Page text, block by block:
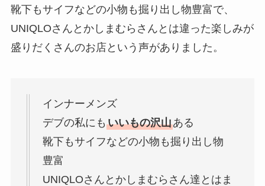
靴下もサイフなどの小物も掘り出し物豊富で、
UNIQLOさんとかしまむらさんとは違った楽しみが
盛りだくさんのお店という声がありました。
インナーメンズ
デブの私にも いいもの沢山ある
靴下もサイフなどの小物も掘り出し物
豊富
UNIQLOさんとかしまむらさん達とはま